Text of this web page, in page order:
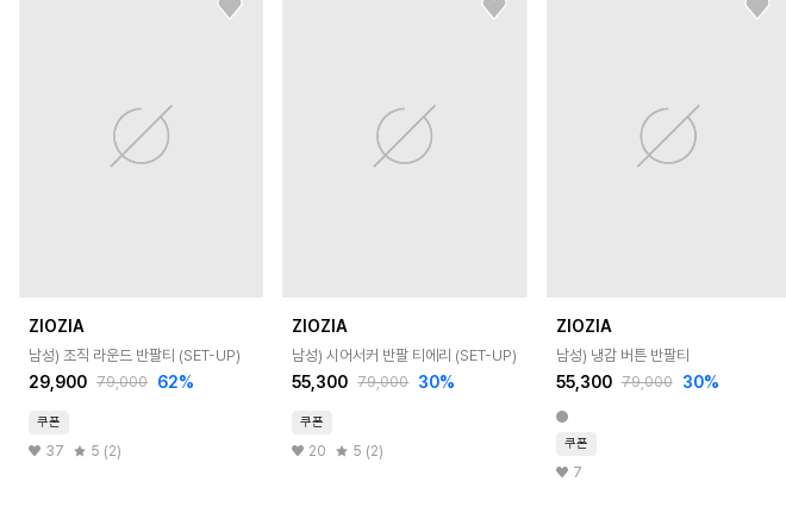
ZIOZIA
남성) 조직 라운드 반팔티 (SET-UP)
29,900 79,000 62%
쿠폰
37 5 (2)
ZIOZIA
남성) 시어서커 반팔 티에리 (SET-UP)
55,300 79,000 30%
쿠폰
20 5 (2)
ZIOZIA
남성) 냉감 버튼 반팔티
55,300 79,000 30%
쿠폰
7